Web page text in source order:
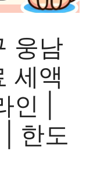
웅남
세액
|
한도